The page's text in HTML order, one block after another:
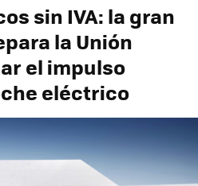
sin IVA: la gran
la Unión
el impulso
eléctrico